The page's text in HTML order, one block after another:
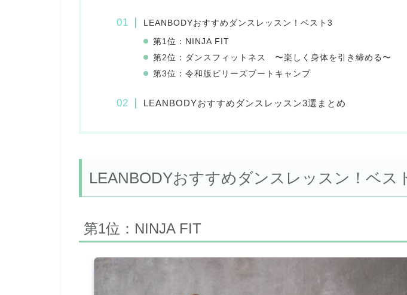
LEANBODYおすすめダンスレッスン！ベスト3
第1位：NINJA FIT
第2位：ダンスフィットネス 〜楽しく身体を引き締める〜
第3位：令和版ビリーズブートキャンプ
LEANBODYおすすめダンスレッスン3選まとめ
LEANBODYおすすめダンスレッスン！ベス
第1位：NINJA FIT